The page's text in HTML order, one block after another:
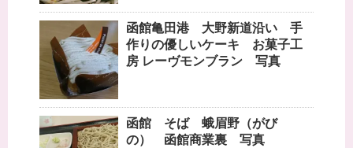
函館亀田港 大野新道沿い 手
作りの優しいケーキ お菓子工
房 レーヴモンブラン 写真
函館 そば 蛾眉野（がび
の） 函館商業裏 写真